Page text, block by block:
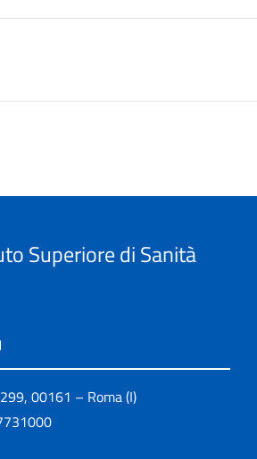
Superiore di Sanità
00161 – Roma (I)